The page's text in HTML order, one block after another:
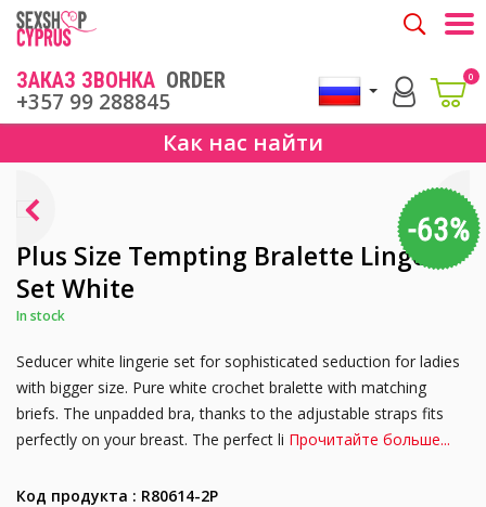
ЗАКАЗ ЗВОНКА ORDER
+357 99 288845
0
Как нас найти
-63%
Plus Size Tempting Bralette Lingerie
Set White
In stock
Seducer white lingerie set for sophisticated seduction for ladies
with bigger size. Pure white crochet bralette with matching
briefs. The unpadded bra, thanks to the adjustable straps fits
perfectly on your breast. The perfect li Прочитайте больше...
Код продукта : R80614-2P